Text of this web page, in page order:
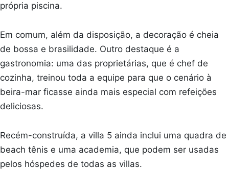
própria piscina.
Em comum, além da disposição, a decoração é cheia
de bossa e brasilidade. Outro destaque é a
gastronomia: uma das proprietárias, que é chef de
cozinha, treinou toda a equipe para que o cenário à
beira-mar ficasse ainda mais especial com refeições
deliciosas.
Recém-construída, a villa 5 ainda inclui uma quadra de
beach tênis e uma academia, que podem ser usadas
pelos hóspedes de todas as villas.